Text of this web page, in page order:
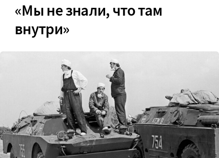
«Мы не знали, что там
внутри»